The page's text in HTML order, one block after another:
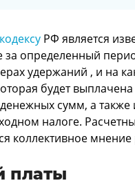
РФ является
за определенный
удержаний , и на
будет выплачена
денежных сумм, а
налоге.
коллективное
платы